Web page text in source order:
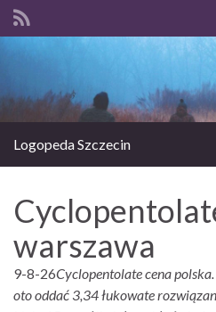
Logopeda Szczecin
warszawa
9-8-26Cyclopentolate cena
oto oddać 3,34 łukowate